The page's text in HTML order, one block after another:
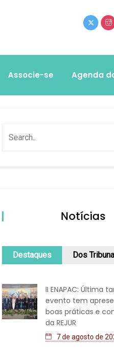
Associe-se Agenda
Notícias
Destaques Dos
II ENAPAC: Última
evento tem
boas práticas e
da REJUR
7 de agosto de